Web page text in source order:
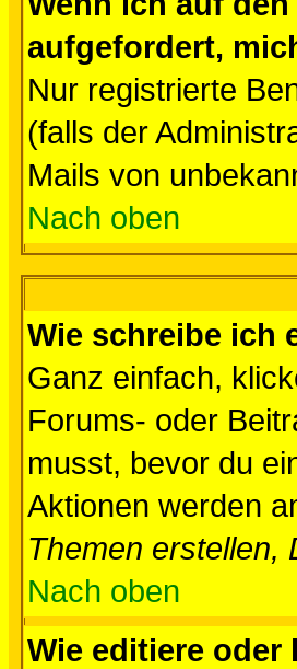
aufgefordert,
Nur registrierte
(falls der
Mails von
Nach oben
Wie schreibe ich
Ganz einfach,
Forums- oder
musst, bevor du
Aktionen werden
Themen erstellen,
Nach oben
Wie editiere